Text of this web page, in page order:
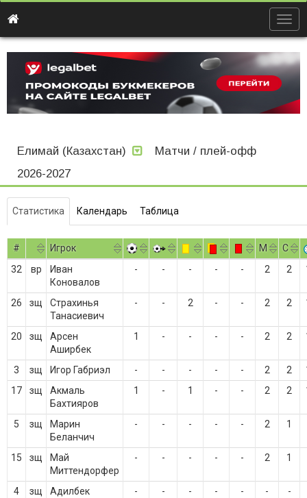
Елимай (Казахстан)
Матчи / плей-офф
2026-2027
Статистика Календарь Таблица
# Игрок M
С
32
вр
Иван
Коновалов
- - - - - 2 2
26 зщ
Страхинья
Танасиевич
- - 2 - - 2 2
20 зщ
Арсен
Аширбек
1 - - - - 2 2
3 зщ Игор Габриэл - - - - - 2 2
17
зщ
Акмаль
Бахтияров
1 - 1 - - 2 2
5 зщ
Марин
Беланчич
- - - - - 2 1
15 зщ
Май
Миттендорфер
- - - - - 2 1
4 зщ
Адилбек
- - - - - - -